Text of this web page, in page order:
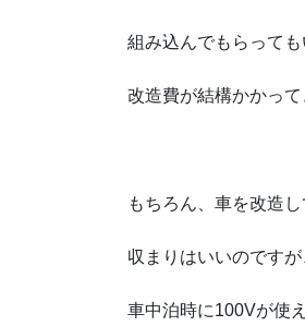
組み込んでもらっても
改造費が結構かかって
もちろん、車を改造
収まりはいいのですが
車中泊時に100Vが使